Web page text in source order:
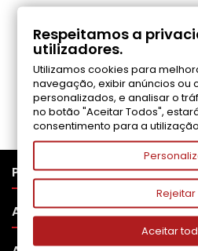
COMENTÁRIOS (0)
Seja o primeiro a
PRODUTOS
APOIO AO CLIENTE
Respeitamos a
utilizadores.
Utilizamos cookies para
navegação, exibir anúncios ou
personalizados, e analisar o
no botão "Aceitar Todos",
consentimento para a
Rejeitar
Aceitar